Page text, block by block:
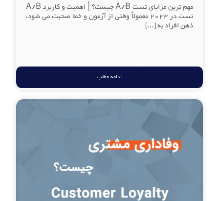
مهم ترین مزایای تست A/B چیست؟ | اهمیت و کاربرد A/B
تست در 2023 معمولاً وقتی از آزمون و خطا صحبت می شود،
ذهن افراد به[…]
ادامه مطلب